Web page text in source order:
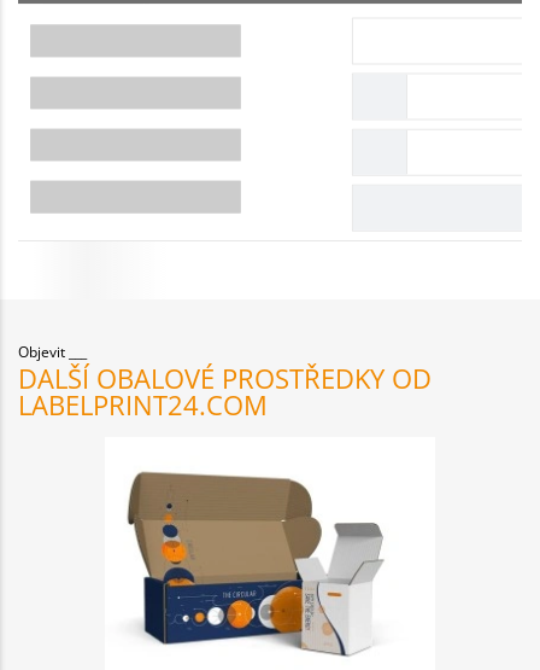
Objevit
DALŠÍ OBALOVÉ PROSTŘEDKY OD
LABELPRINT24.COM